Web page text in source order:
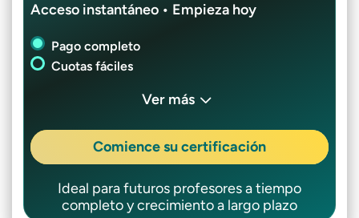
Acceso instantáneo • Empieza hoy
Pago completo
Cuotas fáciles
Ver más
Comience su certificación
Ideal para futuros profesores a tiempo
completo y crecimiento a largo plazo